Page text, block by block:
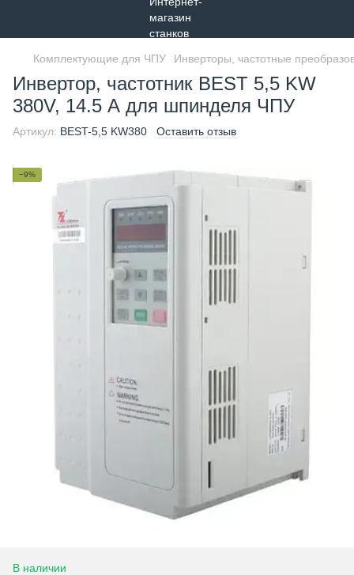
Комплектующие для ЧПУ Инверторы, частотные
Инвертор, частотник BEST 5,5 KW
380V, 14.5 А для шпинделя ЧПУ
Артикул: BEST-5,5 KW380 Оставить отзыв
−9%
В наличии